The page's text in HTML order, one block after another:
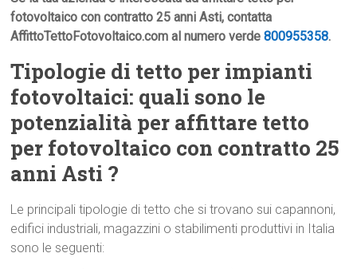
fotovoltaico con contratto 25 anni Asti, contatta
AffittoTettoFotovoltaico.com al numero verde800955358.
Tipologie di tetto per impianti
fotovoltaici: quali sono le
potenzialità per affittare tetto
per fotovoltaico con contratto 25
anni Asti ?
Le principali tipologie di tetto che si trovano sui capannoni,
edifici industriali, magazzini o stabilimenti produttivi in Italia
sono le seguenti: